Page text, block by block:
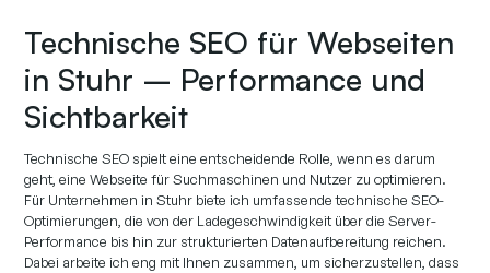
Technische SEO für Webseiten
in Stuhr – Performance und
Sichtbarkeit
Technische SEO spielt eine entscheidende Rolle, wenn es darum
geht, eine Webseite für Suchmaschinen und Nutzer zu optimieren.
Für Unternehmen in Stuhr biete ich umfassende technische SEO-
Optimierungen, die von der Ladegeschwindigkeit über die Server-
Performance bis hin zur strukturierten Datenaufbereitung reichen.
Dabei arbeite ich eng mit Ihnen zusammen, um sicherzustellen, dass